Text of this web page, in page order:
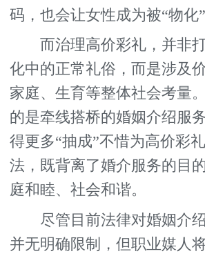
码，也会让女性成为被“物化”
而治理高价彩礼，并非打
化中的正常礼俗，而是涉及
家庭、生育等整体社会考量
的是牵线搭桥的婚姻介绍服
得更多“抽成”不惜为高价彩
法，既背离了婚介服务的目
庭和睦、社会和谐。
尽管目前法律对婚姻介绍
并无明确限制，但职业媒人